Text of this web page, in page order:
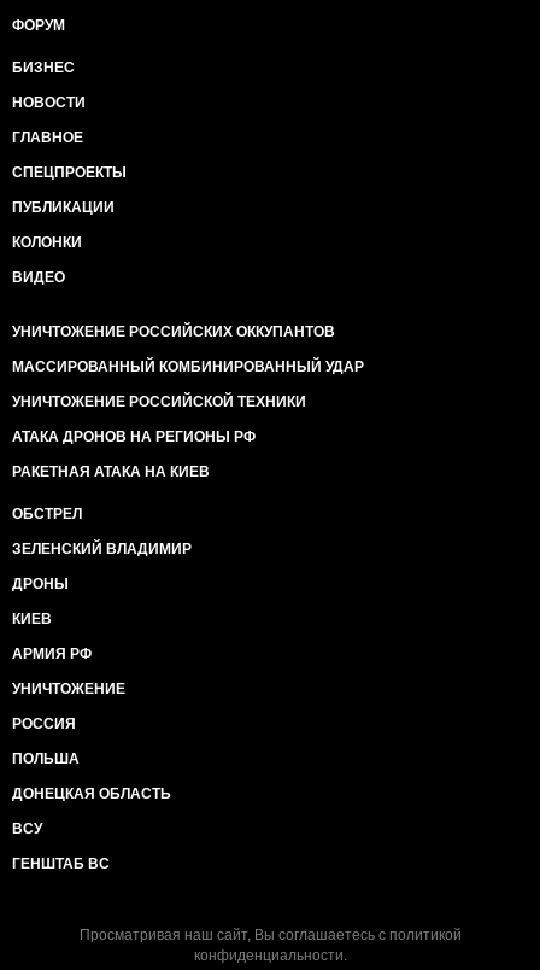
ФОРУМ
БИЗНЕС
НОВОСТИ
ГЛАВНОЕ
СПЕЦПРОЕКТЫ
ПУБЛИКАЦИИ
КОЛОНКИ
ВИДЕО
УНИЧТОЖЕНИЕ РОССИЙСКИХ ОККУПАНТОВ
МАССИРОВАННЫЙ КОМБИНИРОВАННЫЙ УДАР
УНИЧТОЖЕНИЕ РОССИЙСКОЙ ТЕХНИКИ
АТАКА ДРОНОВ НА РЕГИОНЫ РФ
РАКЕТНАЯ АТАКА НА КИЕВ
ОБСТРЕЛ
ЗЕЛЕНСКИЙ ВЛАДИМИР
ДРОНЫ
КИЕВ
АРМИЯ РФ
УНИЧТОЖЕНИЕ
РОССИЯ
ПОЛЬША
ДОНЕЦКАЯ ОБЛАСТЬ
ВСУ
ГЕНШТАБ ВС
Просматривая наш сайт, Вы соглашаетесь с политикой
конфиденциальности.